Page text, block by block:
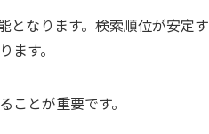
となります。検索順位が安定す
す。
とが重要です。